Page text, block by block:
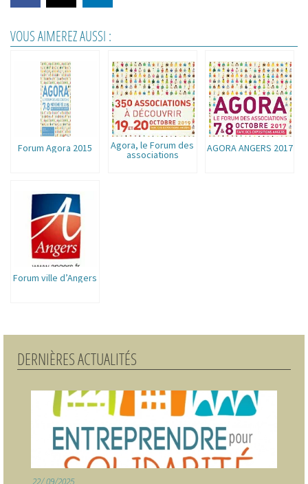
VOUS AIMEREZ AUSSI :
Forum Agora 2015 Agora, le Forum des
associations
AGORA ANGERS 2017
Forum ville d’Angers
DERNIÈRES ACTUALITÉS
22 09/2025